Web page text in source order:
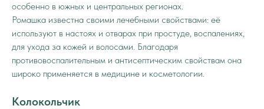
особенно в южных и центральных регионах.
Ромашка известна своими лечебными свойствами: её
используют в настоях и отварах при простуде, воспалениях,
для ухода за кожей и волосами. Благодаря
противовоспалительным и антисептическим свойствам она
широко применяется в медицине и косметологии.
Колокольчик